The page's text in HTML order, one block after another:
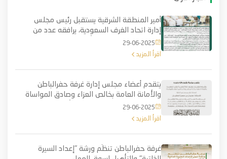
أمير المنطقة الشرقية يستقبل رئيس مجلس
إدارة اتحاد الغرف السعودية، يرافقه عدد من
رؤساء اللجان الرئيسية للأنشطة الاقتصادية في
المملكة.
29-06-2025
اقرأ المزيد
يتقدم أعضاء مجلس إدارة غرفة حفرالباطن
والأمانة العامة بخالص العزاء وصادق المواساة
لـسعادة رئيس مجلس الإدارة الأستاذ سلمان بن
حسن العقيّل في وفاة عمه نايف بن حمزه
29-06-2025
اقرأ المزيد
غرفة حفرالباطن تنظّم ورشة "إعداد السيرة